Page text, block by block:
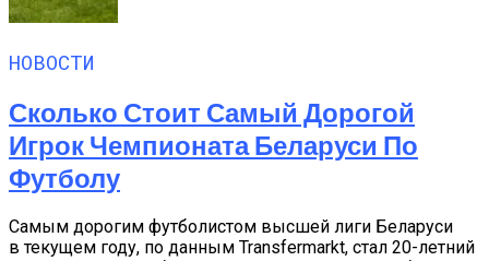
НОВОСТИ
Сколько Стоит Самый Дорогой
Игрок Чемпионата Беларуси По
Футболу
Самым дорогим футболистом высшей лиги Беларуси
в текущем году, по данным Transfermarkt, стал 20-летний